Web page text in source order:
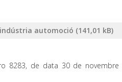
indústria automoció
8283, de data 30 de